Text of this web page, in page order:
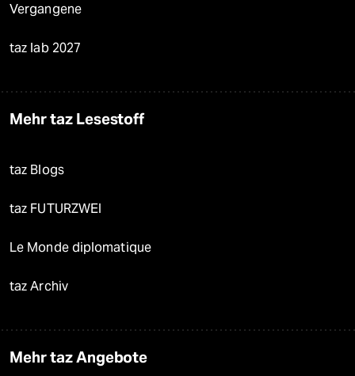
Vergangene
taz lab 2027
Mehr taz Lesestoff
taz Blogs
taz FUTURZWEI
Le Monde diplomatique
taz Archiv
Mehr taz Angebote